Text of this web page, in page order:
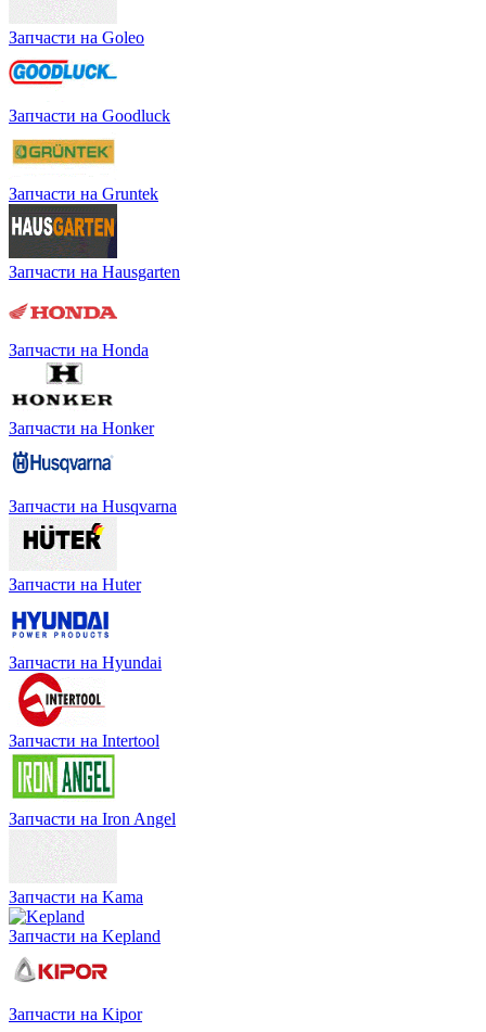
Запчасти на Goleo
Запчасти на Goodluck
Запчасти на Gruntek
Запчасти на Hausgarten
Запчасти на Honda
Запчасти на Honker
Запчасти на Husqvarna
Запчасти на Huter
Запчасти на Hyundai
Запчасти на Intertool
Запчасти на Iron Angel
Запчасти на Kama
Запчасти на Kepland
Запчасти на Kipor